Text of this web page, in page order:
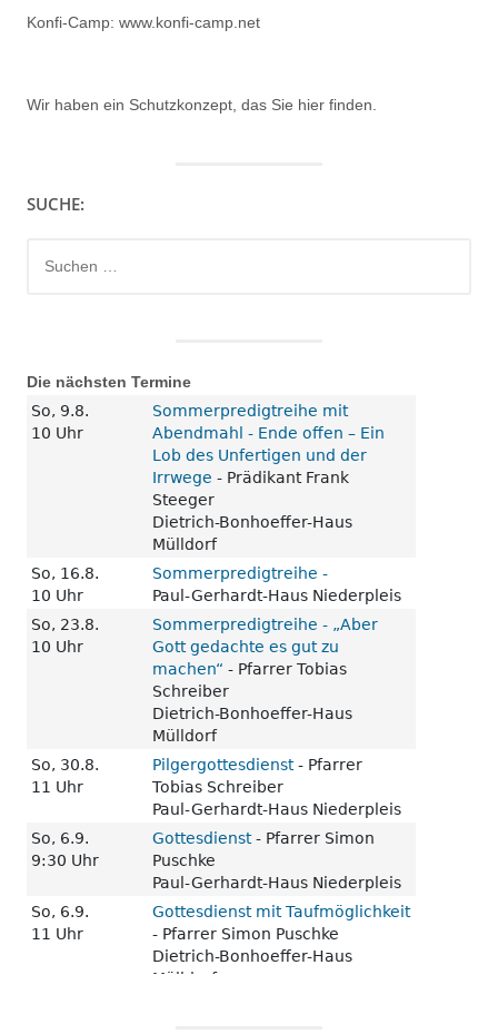
Konfi-Camp: www.konfi-camp.net
Wir haben ein Schutzkonzept, das Sie hier finden.
SUCHE:
nach:
Die nächsten Termine